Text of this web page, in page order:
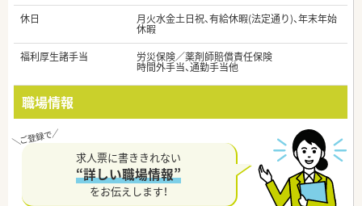
休日
月火水金土日祝、有給休暇(法定通り)、年末年始
休暇
福利厚生諸手当
労災保険／薬剤師賠償責任保険
時間外手当、通勤手当他
職場情報
求人票に書ききれない
“詳しい職場情報”
をお伝えします！